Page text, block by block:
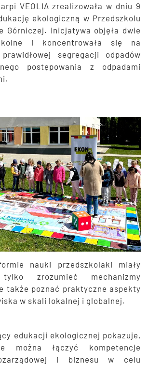
VEOLIA zrealizowała w dniu 9
ekologiczną w Przedszkolu
Górniczej. Inicjatywa objęła dwie
i koncentrowała się na
segregacji odpadów
postępowania z odpadami
nauki przedszkolaki miały
zrozumieć mechanizmy
także poznać praktyczne aspekty
w skali lokalnej i globalnej.
edukacji ekologicznej pokazuje,
można łączyć kompetencje
i biznesu w celu